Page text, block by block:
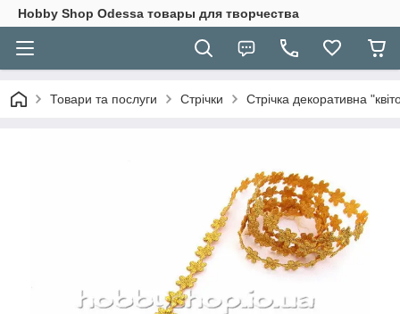
Hobbу Shop Odessa товары для творчества
Товари та послуги Стрічки Стрічка декоративна